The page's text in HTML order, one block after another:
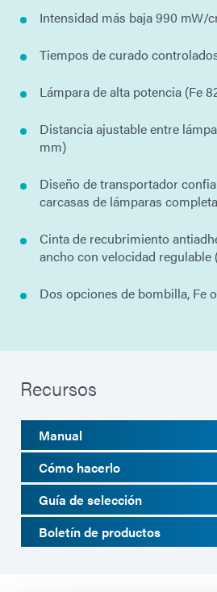
Intensidad más baja 990 mW/
Tiempos de curado
Lámpara de alta potencia (Fe
Distancia ajustable entre
mm)
Diseño de transportador
carcasas de lámparas
Cinta de recubrimiento
ancho con velocidad
Dos opciones de bombilla, Fe
Recursos
Manual
Cómo hacerlo
Guía de selección
Boletín de productos